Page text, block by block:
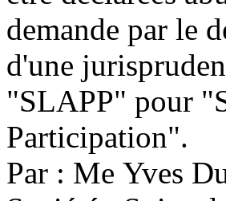
demande par le
d'une
"SLAPP" pour
Participation".
Par : Me Yves